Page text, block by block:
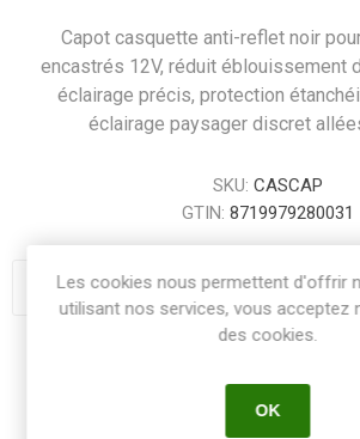
Capot casquette anti-reflet noir
encastrés 12V, réduit éblouissement
éclairage précis, protection
éclairage paysager discret
SKU: CASCAP
GTIN: 8719979280031
Les cookies nous permettent d'offrir
utilisant nos services, vous acceptez
des cookies.
OK